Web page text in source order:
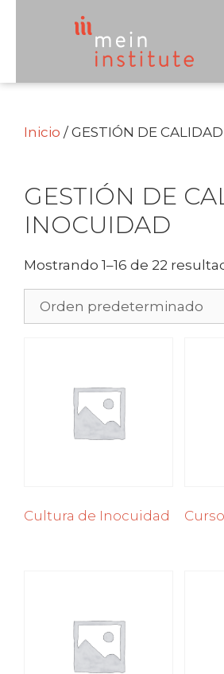
Inicio / GESTIÓN DE
GESTIÓN DE
INOCUIDAD
Mostrando 1–16 de 22
Cultura de Inocuidad